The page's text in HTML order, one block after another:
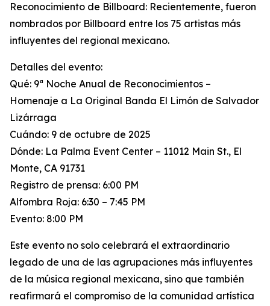
Reconocimiento de Billboard: Recientemente, fueron
nombrados por Billboard entre los 75 artistas más
influyentes del regional mexicano.
Detalles del evento:
Qué: 9ª Noche Anual de Reconocimientos –
Homenaje a La Original Banda El Limón de Salvador
Lizárraga
Cuándo: 9 de octubre de 2025
Dónde: La Palma Event Center – 11012 Main St., El
Monte, CA 91731
Registro de prensa: 6:00 PM
Alfombra Roja: 6:30 – 7:45 PM
Evento: 8:00 PM
Este evento no solo celebrará el extraordinario
legado de una de las agrupaciones más influyentes
de la música regional mexicana, sino que también
reafirmará el compromiso de la comunidad artística